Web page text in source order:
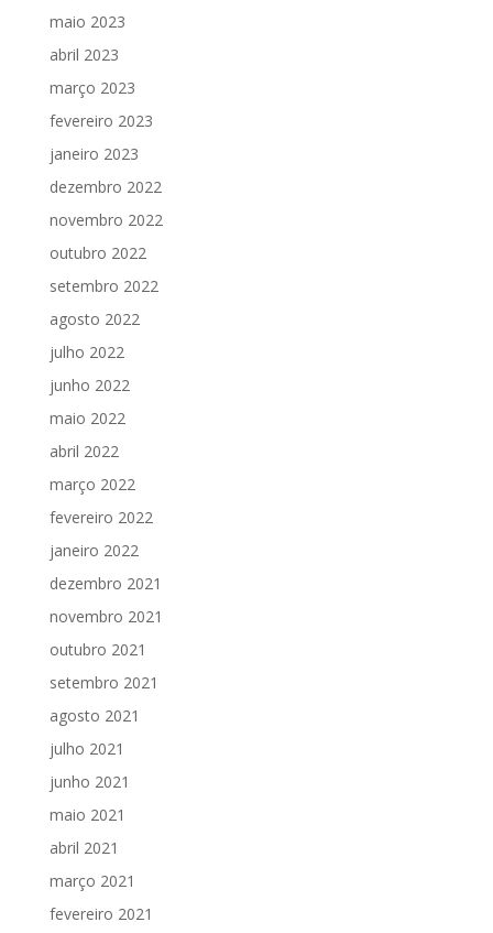
maio 2023
abril 2023
março 2023
fevereiro 2023
janeiro 2023
dezembro 2022
novembro 2022
outubro 2022
setembro 2022
agosto 2022
julho 2022
junho 2022
maio 2022
abril 2022
março 2022
fevereiro 2022
janeiro 2022
dezembro 2021
novembro 2021
outubro 2021
setembro 2021
agosto 2021
julho 2021
junho 2021
maio 2021
abril 2021
março 2021
fevereiro 2021